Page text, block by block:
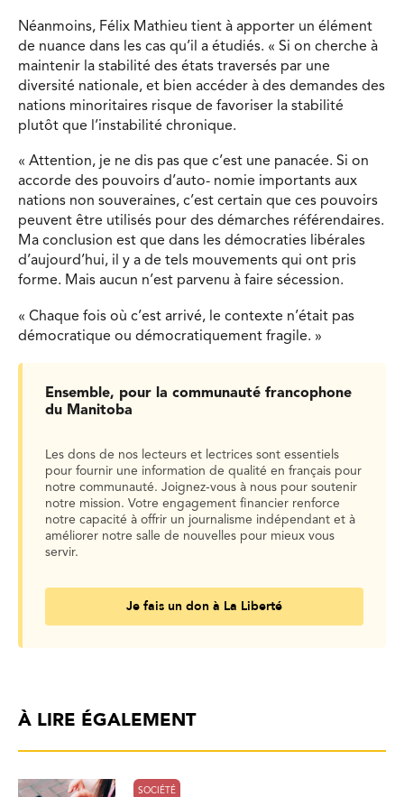
Néanmoins, Félix Mathieu tient à apporter un élément
de nuance dans les cas qu’il a étudiés. « Si on cherche à
maintenir la stabilité des états traversés par une
diversité nationale, et bien accéder à des demandes des
nations minoritaires risque de favoriser la stabilité
plutôt que l’instabilité chronique.
« Attention, je ne dis pas que c’est une panacée. Si on
accorde des pouvoirs d’auto- nomie importants aux
nations non souveraines, c’est certain que ces pouvoirs
peuvent être utilisés pour des démarches référendaires.
Ma conclusion est que dans les démocraties libérales
d’aujourd’hui, il y a de tels mouvements qui ont pris
forme. Mais aucun n’est parvenu à faire sécession.
« Chaque fois où c’est arrivé, le contexte n’était pas
démocratique ou démocratiquement fragile. »
Ensemble, pour la communauté francophone
du Manitoba
Les dons de nos lecteurs et lectrices sont essentiels
pour fournir une information de qualité en français pour
notre communauté. Joignez-vous à nous pour soutenir
notre mission. Votre engagement financier renforce
notre capacité à offrir un journalisme indépendant et à
améliorer notre salle de nouvelles pour mieux vous
servir.
Je fais un don à La Liberté
À LIRE ÉGALEMENT
SOCIÉTÉ